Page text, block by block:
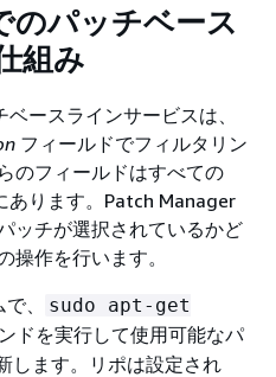
のパッチベース
組み
ースラインサービスは、
フィールドでフィルタリン
のフィールドはすべての
あります。Patch Manager
ッチが選択されているかど
操作を行います。
、
sudo apt-get
ドを実行して使用可能なパ
します。リポは設定され